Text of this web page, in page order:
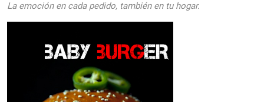
La emoción en cada pedido, también en tu hogar.